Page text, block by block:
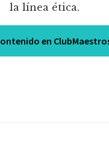
la línea ética.
en